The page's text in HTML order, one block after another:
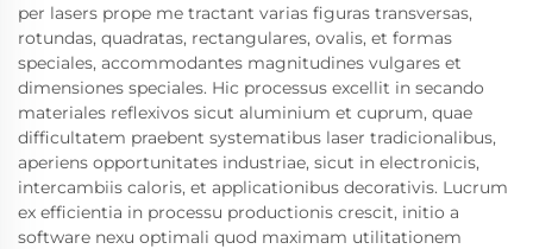
per lasers prope me tractant varias figuras transversas,
rotundas, quadratas, rectangulares, ovalis, et formas
speciales, accommodantes magnitudines vulgares et
dimensiones speciales. Hic processus excellit in secando
materiales reflexivos sicut aluminium et cuprum, quae
difficultatem praebent systematibus laser tradicionalibus,
aperiens opportunitates industriae, sicut in electronicis,
intercambiis caloris, et applicationibus decorativis. Lucrum
ex efficientia in processu productionis crescit, initio a
software nexu optimali quod maximam utilitationem